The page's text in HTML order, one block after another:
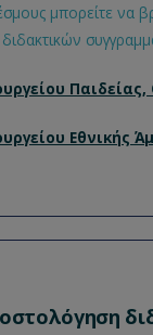
μπορείτε να
διδακτικών
Εθνικής